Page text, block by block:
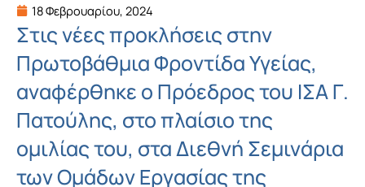
18 Φεβρουαρίου, 2024
Στις νέες προκλήσεις στην
Πρωτοβάθμια Φροντίδα Υγείας,
αναφέρθηκε ο Πρόεδρος του ΙΣΑ Γ.
Πατούλης, στο πλαίσιο της
ομιλίας του, στα Διεθνή Σεμινάρια
των Ομάδων Εργασίας της